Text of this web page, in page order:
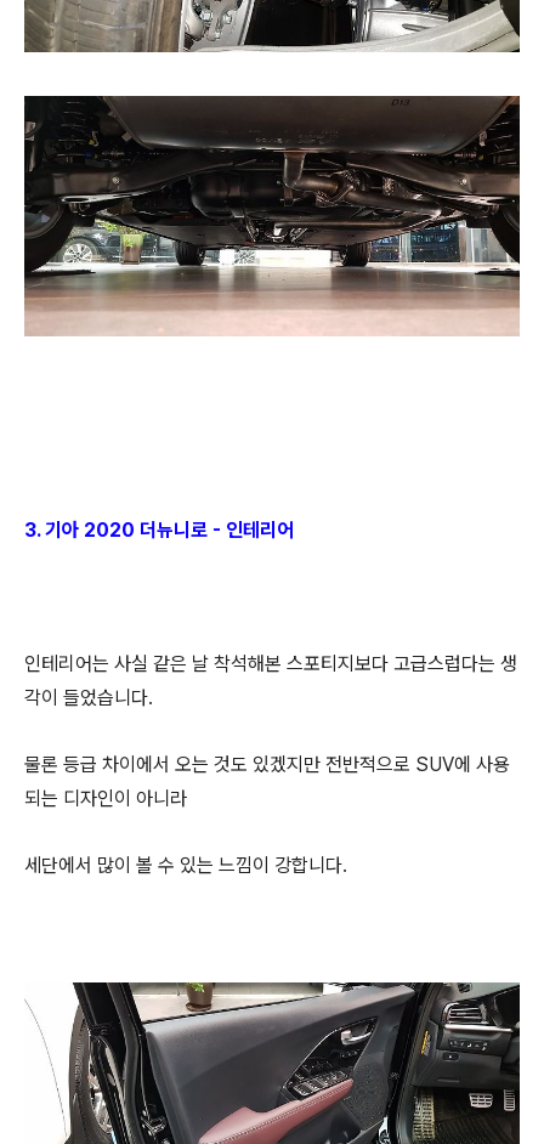
3. 기아 2020 더뉴니로 - 인테리어
인테리어는 사실 같은 날 착석해본 스포티지보다 고급스럽다는 생
각이 들었습니다.
물론 등급 차이에서 오는 것도 있겠지만 전반적으로 SUV에 사용
되는 디자인이 아니라
세단에서 많이 볼 수 있는 느낌이 강합니다.